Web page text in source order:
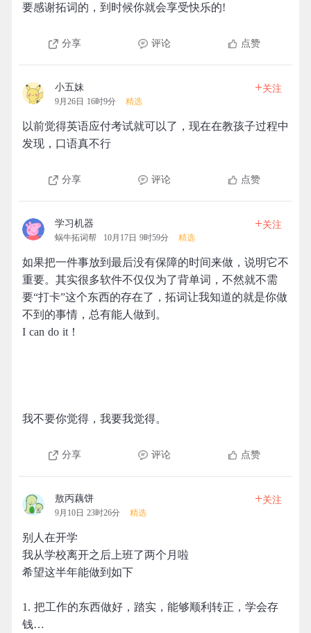
要感谢拓词的，到时候你就会享受快乐的!
分享 评论 点赞
小五妹
9月26日 16时9分 精选
+关注
以前觉得英语应付考试就可以了，现在在教孩子过程中
发现，口语真不行
分享 评论 点赞
学习机器
蜗牛拓词帮 10月17日 9时59分 精选
+关注
如果把一件事放到最后没有保障的时间来做，说明它不
重要。其实很多软件不仅仅为了背单词，不然就不需
要“打卡”这个东西的存在了，拓词让我知道的就是你做
不到的事情，总有能人做到。
I can do it！
我不要你觉得，我要我觉得。
分享 评论 点赞
敖丙藕饼
9月10日 23时26分 精选
+关注
别人在开学
我从学校离开之后上班了两个月啦
希望这半年能做到如下
1. 把工作的东西做好，踏实，能够顺利转正，学会存
钱…